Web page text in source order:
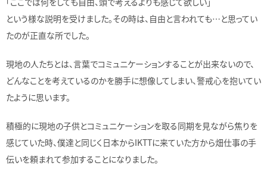
という様な説明を受けました。その時は、自由と言われても…と思ってい
たのが正直な所でした。
現地の人たちとは、言葉でコミュニケーションすることが出来ないので、
どんなことを考えているのかを勝手に想像してしまい、警戒心を抱いてい
たように思います。
積極的に現地の子供とコミュニケーションを取る同期を見ながら焦りを
感じていた時、僕達と同じく日本からIKTTに来ていた方から畑仕事の手
伝いを頼まれて参加することになりました。